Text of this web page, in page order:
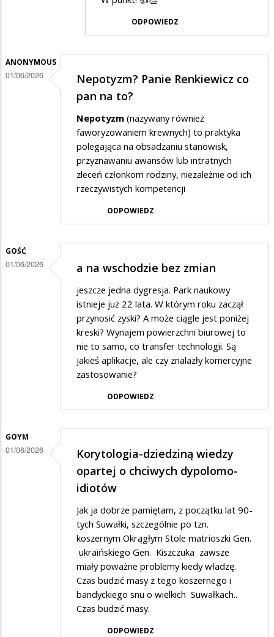
odpowiedzi
na
wschodzie
ODPOWIEDZ
ANONYMOUS
01/06/2026
Nepotyzm? Panie Renkiewicz co
pan na to?
Nepotyzm (nazywany również
faworyzowaniem krewnych) to praktyka
polegająca na obsadzaniu stanowisk,
przyznawaniu awansów lub intratnych
zleceń członkom rodziny, niezależnie od ich
rzeczywistych kompetencji
ODPOWIEDZ
GOŚĆ
01/06/2026 a na wschodzie bez zmian
jeszcze jedna dygresja. Park naukowy
istnieje już 22 lata. W którym roku zaczął
przynosić zyski? A może ciągle jest poniżej
kreski? Wynajem powierzchni biurowej to
nie to samo, co transfer technologii. Są
jakieś aplikacje, ale czy znalazły komercyjne
zastosowanie?
ODPOWIEDZ
GOYM
01/06/2026
Korytologia-dziedziną wiedzy
opartej o chciwych dypolomo-
idiotów
Jak ja dobrze pamiętam, z początku lat 90-
tych Suwałki, szczególnie po tzn.
koszernym Okrągłym Stole matrioszki Gen.
ukraińskiego Gen. Kiszczuka zawsze
miały poważne problemy kiedy władzę.
Czas budzić masy z tego koszernego i
bandyckiego snu o wielkich Suwałkach..
Czas budzić masy.
ODPOWIEDZ